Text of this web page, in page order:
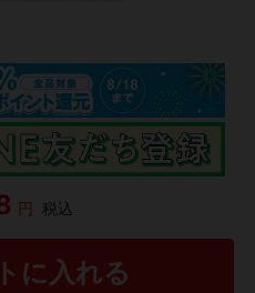
円 税込
に入れる